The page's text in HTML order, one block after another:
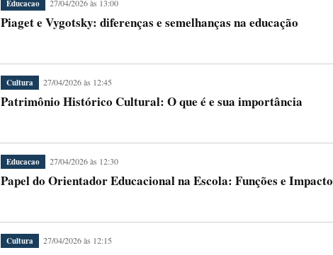
Educacao 27/04/2026 às 13:00
Piaget e Vygotsky: diferenças e semelhanças na educação
Cultura 27/04/2026 às 12:45
Patrimônio Histórico Cultural: O que é e sua importância
Educacao 27/04/2026 às 12:30
Papel do Orientador Educacional na Escola: Funções e Impacto
Cultura 27/04/2026 às 12:15